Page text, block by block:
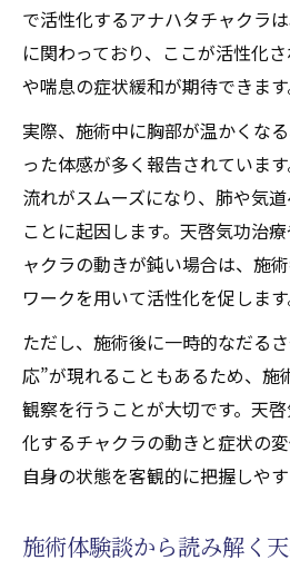
で活性化するアナハタチャクラ
に関わっており、ここが活性化
や喘息の症状緩和が期待できます
実際、施術中に胸部が温かくな
った体感が多く報告されていま
流れがスムーズになり、肺や気
ことに起因します。天啓気功治
ャクラの動きが鈍い場合は、施
ワークを用いて活性化を促します
ただし、施術後に一時的なだる
応”が現れることもあるため、施
観察を行うことが大切です。天
化するチャクラの動きと症状の変
自身の状態を客観的に把握しやす
施術体験談から読み解く